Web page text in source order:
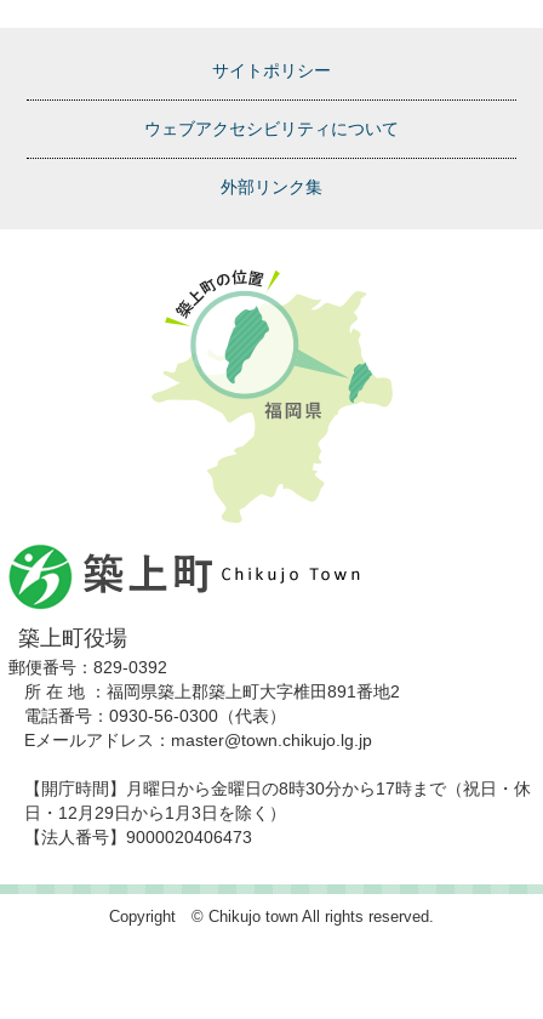
サイトポリシー
ウェブアクセシビリティについて
外部リンク集
築上町役場
郵便番号：829-0392
所 在 地 ：福岡県築上郡築上町大字椎田891番地2
電話番号：0930-56-0300（代表）
Eメールアドレス：master@town.chikujo.lg.jp
【開庁時間】月曜日から金曜日の8時30分から17時まで（祝日・休
日・12月29日から1月3日を除く）
【法人番号】9000020406473
Copyright © Chikujo town All rights reserved.